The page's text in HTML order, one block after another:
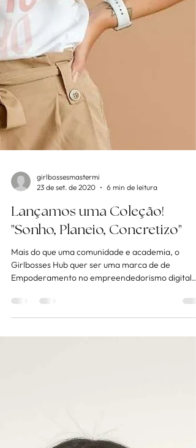
girlbossesmastermi
23 de set. de 2020
6 min de leitura
Lançamos uma Coleção!
"Sonho, Planeio, Concretizo"
Mais do que uma comunidade e academia, o
feminino.